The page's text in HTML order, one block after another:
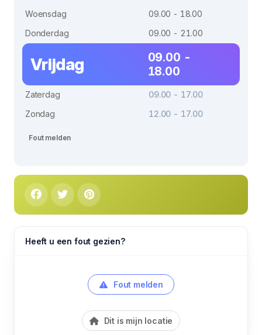
Woensdag
09.00 - 18.00
Donderdag
09.00 - 21.00
Vrijdag
09.00 -
18.00
Zaterdag
09.00 - 17.00
Zondag
12.00 - 17.00
Fout melden
Heeft u een fout gezien?
Fout melden
Dit is mijn locatie